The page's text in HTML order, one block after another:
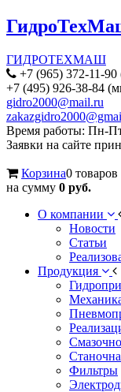
ГИДРОТЕХМАШ
+7 (965) 372-11-
+7 (495) 926-38-84
gidro2000@mail.ru
Время работы: Пн-
Заявки на сайте
Корзина0 товаров
на сумму 0 руб.
О компании
Новости
Статьи
Продукция
Фильтры